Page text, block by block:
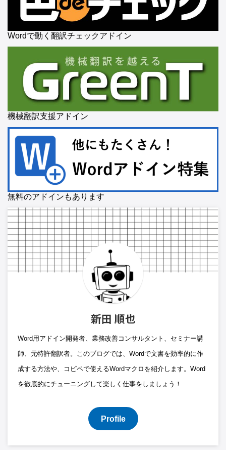
Wordで動く翻訳チェックアドイン
機械翻訳支援アドイン
無料のアドインもあります
新田 順也
Word用アドイン開発者、業務改善コンサルタント、セミナー講
師、元特許翻訳者。このブログでは、Wordで文書を効率的に作
成する方法や、コピペで使えるWordマクロを紹介します。Word
を徹底的にチューニングして楽しく仕事をしましょう！
Profile